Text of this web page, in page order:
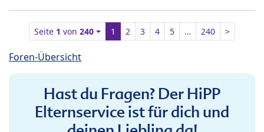
Seite 1 von240 1 2 3 4 5 … 240 >
Foren-Übersicht
Hast du Fragen? Der HiPP
Elternservice ist für dich und